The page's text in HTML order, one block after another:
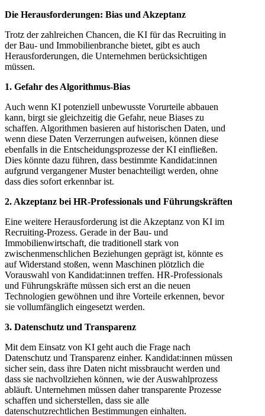
Die Herausforderungen: Bias und Akzeptanz
Trotz der zahlreichen Chancen, die KI für das Recruiting in
der Bau- und Immobilienbranche bietet, gibt es auch
Herausforderungen, die Unternehmen berücksichtigen
müssen.
1. Gefahr des Algorithmus-Bias
Auch wenn KI potenziell unbewusste Vorurteile abbauen
kann, birgt sie gleichzeitig die Gefahr, neue Biases zu
schaffen. Algorithmen basieren auf historischen Daten, und
wenn diese Daten Verzerrungen aufweisen, können diese
ebenfalls in die Entscheidungsprozesse der KI einfließen.
Dies könnte dazu führen, dass bestimmte Kandidat:innen
aufgrund vergangener Muster benachteiligt werden, ohne
dass dies sofort erkennbar ist.
2. Akzeptanz bei HR-Professionals und Führungskräften
Eine weitere Herausforderung ist die Akzeptanz von KI im
Recruiting-Prozess. Gerade in der Bau- und
Immobilienwirtschaft, die traditionell stark von
zwischenmenschlichen Beziehungen geprägt ist, könnte es
auf Widerstand stoßen, wenn Maschinen plötzlich die
Vorauswahl von Kandidat:innen treffen. HR-Professionals
und Führungskräfte müssen sich erst an die neuen
Technologien gewöhnen und ihre Vorteile erkennen, bevor
sie vollumfänglich eingesetzt werden.
3. Datenschutz und Transparenz
Mit dem Einsatz von KI geht auch die Frage nach
Datenschutz und Transparenz einher. Kandidat:innen müssen
sicher sein, dass ihre Daten nicht missbraucht werden und
dass sie nachvollziehen können, wie der Auswahlprozess
abläuft. Unternehmen müssen daher transparente Prozesse
schaffen und sicherstellen, dass sie alle
datenschutzrechtlichen Bestimmungen einhalten.